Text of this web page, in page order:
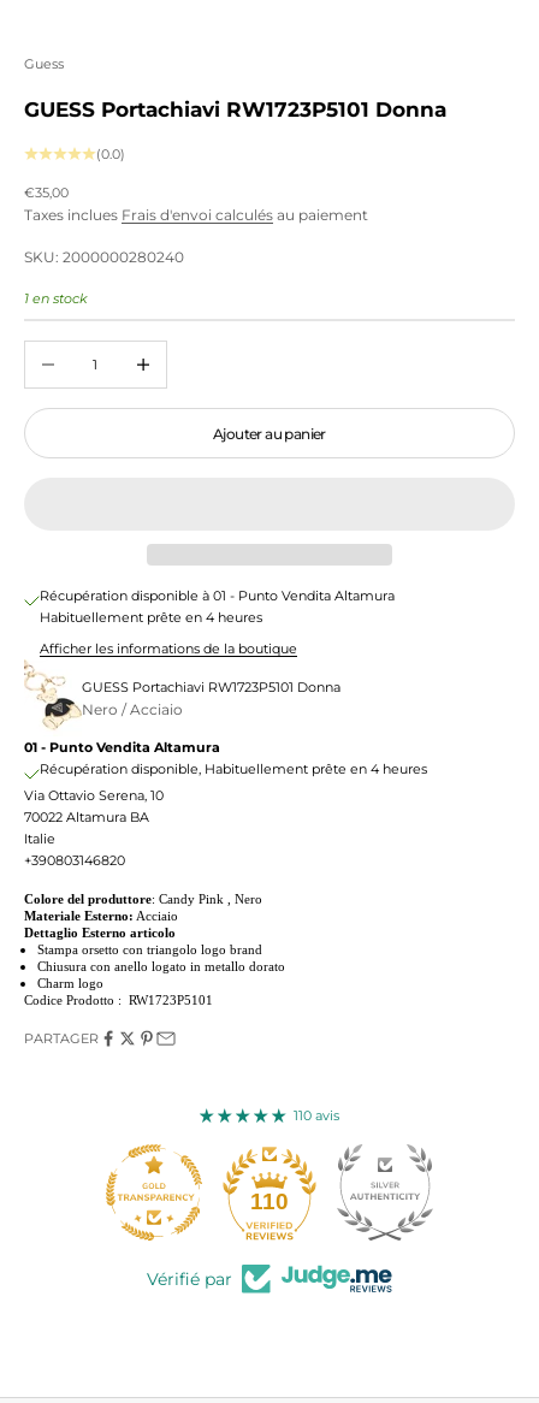
Guess
GUESS Portachiavi RW1723P5101 Donna
(0.0)
Prix de vente
€35,00
Taxes inclues Frais d'envoi calculés au paiement
SKU: 2000000280240
1 en stock
Ajouter au panier
Récupération disponible à 01 - Punto Vendita Altamura
Habituellement prête en 4 heures
Afficher les informations de la boutique
GUESS Portachiavi RW1723P5101 Donna
Nero / Acciaio
01 - Punto Vendita Altamura
Récupération disponible, Habituellement prête en 4 heures
Via Ottavio Serena, 10
70022 Altamura BA
Italie
+390803146820
Colore del produttore: Candy Pink , Nero
Materiale Esterno: Acciaio
Dettaglio Esterno articolo
Stampa orsetto con triangolo logo brand
Chiusura con anello logato in metallo dorato
Charm logo
Codice Prodotto : RW1723P5101
PARTAGER
110 avis
110
Vérifié par